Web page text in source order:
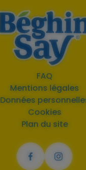
FAQ
Mentions légales
Données
Cookies
Plan du site
Facebook